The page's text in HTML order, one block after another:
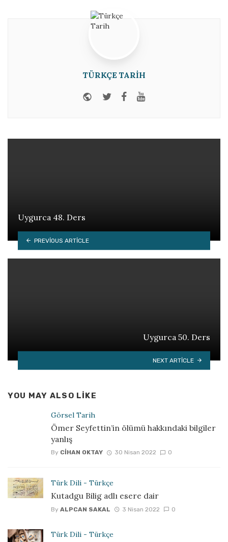
TÜRKÇE TARIH
Website
TwitterFacebook
Uygurca 48. Ders
PREVIOUS ARTICLE
Uygurca 50. Ders
NEXT ARTICLE
YOU MAY ALSO LIKE
Görsel Tarih
Ömer Seyfettin’in ölümü hakkındaki bilgiler
yanlış
By CIHAN OKTAY 30 Nisan 2022 0
Türk Dili - Türkçe
Kutadgu Bilig adlı esere dair
By ALPCAN SAKAL 3 Nisan 2022 0
Türk Dili - Türkçe